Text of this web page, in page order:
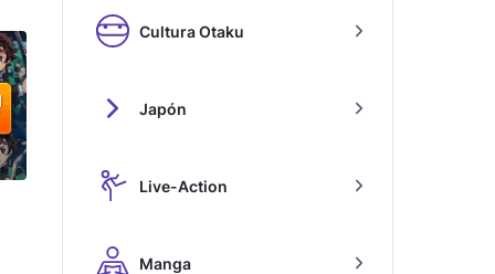
Cultura Otaku
Japón
Live-Action
Manga